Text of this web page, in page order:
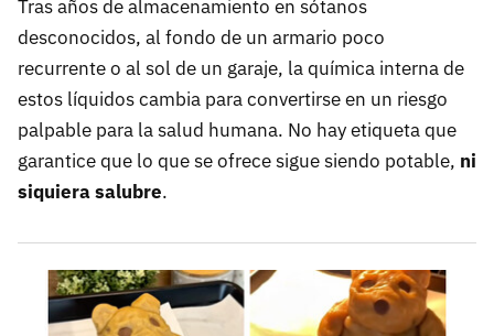
Tras años de almacenamiento en sótanos
desconocidos, al fondo de un armario poco
recurrente o al sol de un garaje, la química interna de
estos líquidos cambia para convertirse en un riesgo
palpable para la salud humana. No hay etiqueta que
garantice que lo que se ofrece sigue siendo potable, ni
siquiera salubre.